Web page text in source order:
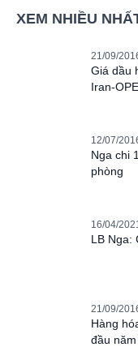
XEM NHIỀU
21/09/
Giá dầu
Iran-
12/07/
Nga chi
phòng
16/04/2021
LB Nga:
21/09/
Hàng
đầu